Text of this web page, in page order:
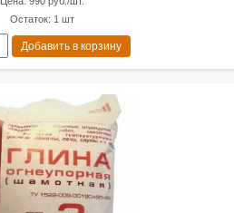
Остаток: 1 шт
Добавить в корзину